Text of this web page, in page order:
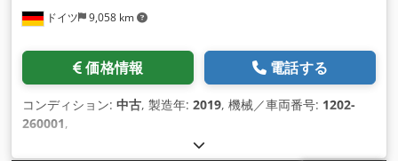
ドイツ 9,058 km
価格情報 電話する
コンディション: 中古, 製造年: 2019, 機械／車両番号: 1202-
260001,